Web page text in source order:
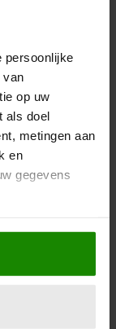
persoonlijke
van
op uw
als doel
metingen aan
en
gegevens
kan zijn
(fingerprinting)